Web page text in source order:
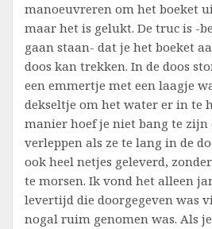
manoeuvreren om het boeket
maar het is gelukt. De truc is -
gaan staan- dat je het boeket
doos kan trekken. In de doos
een emmertje met een laagje
dekseltje om het water er in te
manier hoef je niet bang te zijn
verleppen als ze te lang in de
ook heel netjes geleverd,
te morsen. Ik vond het alleen
levertijd die doorgegeven was
nogal ruim genomen was. Als